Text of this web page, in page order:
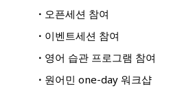
ꞏ 오픈세션 참여
ꞏ 이벤트세션 참여
ꞏ 영어 습관 프로그램 참여
ꞏ 원어민 one-day 워크샵